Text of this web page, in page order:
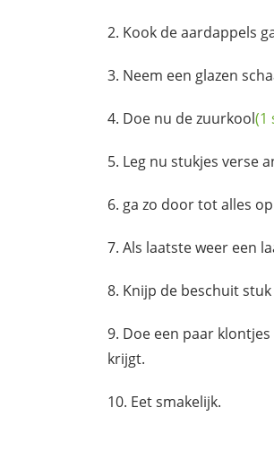
Kook de aardappels
Neem een glazen
Doe nu dezuurkool(1
Leg nu stukjes verse
ga zo door tot alles
Als laatste weer een
Knijp de beschuit
Doe een paar
krijgt.
Eet smakelijk.